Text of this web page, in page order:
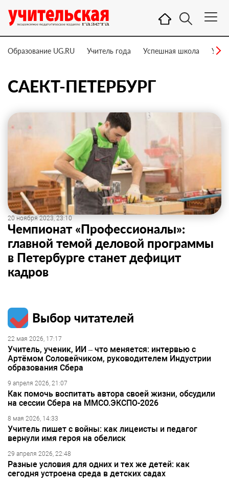
Образование UG.RU Учитель года Успешная школа
САЕКТ-ПЕТЕРБУРГ
20 ноября 2023, 23:10
Чемпионат «Профессионалы»:
главной темой деловой программы
в Петербурге станет дефицит
кадров
Выбор читателей
22 мая 2026, 17:17
Учитель, ученик, ИИ – что меняется: интервью с
Артёмом Соловейчиком, руководителем Индустрии
образования Сбера
9 апреля 2026, 21:07
Как помочь воспитать автора своей жизни, обсудили
на сессии Сбера на ММСО.ЭКСПО-2026
8 мая 2026, 14:33
Учитель пишет с войны: как лицеисты и педагог
вернули имя героя на обелиск
29 апреля 2026, 22:48
Разные условия для одних и тех же детей: как
сегодня устроена среда в детских садах